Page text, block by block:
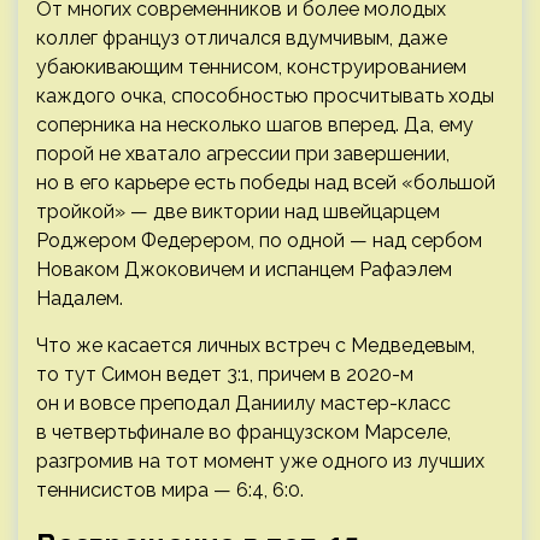
От многих современников и более молодых
коллег француз отличался вдумчивым, даже
убаюкивающим теннисом, конструированием
каждого очка, способностью просчитывать ходы
соперника на несколько шагов вперед. Да, ему
порой не хватало агрессии при завершении,
но в его карьере есть победы над всей «большой
тройкой» — две виктории над швейцарцем
Роджером Федерером, по одной — над сербом
Новаком Джоковичем и испанцем Рафаэлем
Надалем.
Что же касается личных встреч с Медведевым,
то тут Симон ведет 3:1, причем в 2020-м
он и вовсе преподал Даниилу мастер-класс
в четвертьфинале во французском Марселе,
разгромив на тот момент уже одного из лучших
теннисистов мира — 6:4, 6:0.